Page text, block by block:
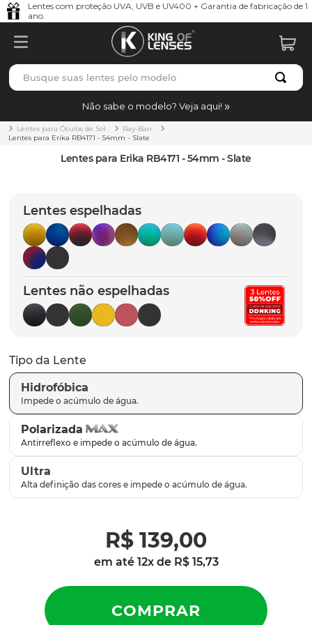
Lentes com proteção UVA, UVB e UV400 + Garantia de fabricação de 1
ano.
Busque suas lentes pelo modelo
Não sabe o modelo? Veja aqui!
Lentes para Óculos de Sol
Ray-Ban
Lentes para Erika RB4171 - 54mm - Slate
Lentes para Erika RB4171 - 54mm - Slate
Lentes espelhadas
Lentes não espelhadas
Tipo da Lente
Hidrofóbica
Polarizada
Ultra
R$ 139,00
em até 12x de R$ 15,73
TERMOS MAIS BUSCADOS
1º borrachas
holbrook
5º chaves
6º t-shock
7º gasket
8º parafusos
9º latch